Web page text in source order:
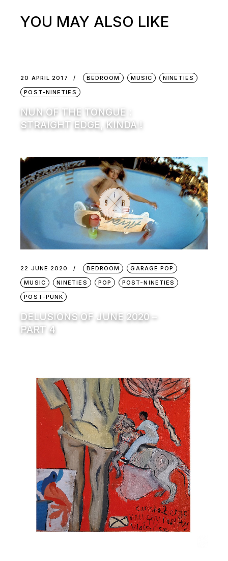
YOU MAY ALSO LIKE
20 APRIL 2017 BEDROOM MUSIC
NINETIES
POST-NINETIES
NUN OF THE TONGUE :
STRAIGHT EDGE, KINDA !
22 JUNE 2020 BEDROOM
GARAGE POP
MUSIC
NINETIES POP
POST-NINETIES
POST-PUNK
DELUSIONS OF JUNE 2020 –
PART 4